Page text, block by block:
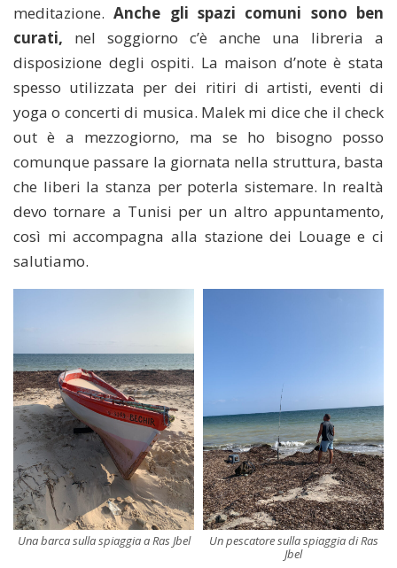
meditazione.Anche gli spazi comuni sono ben
curati, nel soggiorno c’è anche una libreria a
disposizione degli ospiti. La maison d’note è stata
spesso utilizzata per dei ritiri di artisti, eventi di
yoga o concerti di musica. Malek mi dice che il check
out è a mezzogiorno, ma se ho bisogno posso
comunque passare la giornata nella struttura, basta
che liberi la stanza per poterla sistemare. In realtà
devo tornare a Tunisi per un altro appuntamento,
così mi accompagna alla stazione dei Louage e ci
salutiamo.
Una barca sulla spiaggia a Ras Jbel
Un pescatore sulla spiaggia di Ras
Jbel